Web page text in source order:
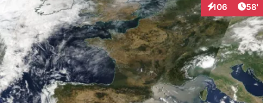
106
Interaktionen
58'